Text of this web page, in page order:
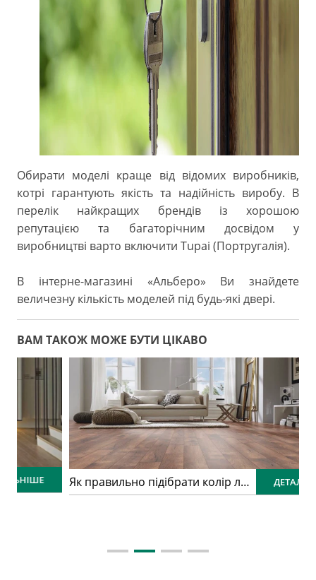
Обирати моделі краще від відомих виробників,
котрі гарантують якість та надійність виробу. В
перелік найкращих брендів із хорошою
репутацією та багаторічним досвідом у
виробництві варто включити Tupai (Портругалія).
В інтерне-магазині «Альберо» Ви знайдете
величезну кількість моделей під будь-які двері.
ВАМ ТАКОЖ МОЖЕ БУТИ ЦІКАВО
Як правильно підібрати колір ламінату: практичний гід для ідеального інтер’єру ДЕТАЛЬНІШЕ